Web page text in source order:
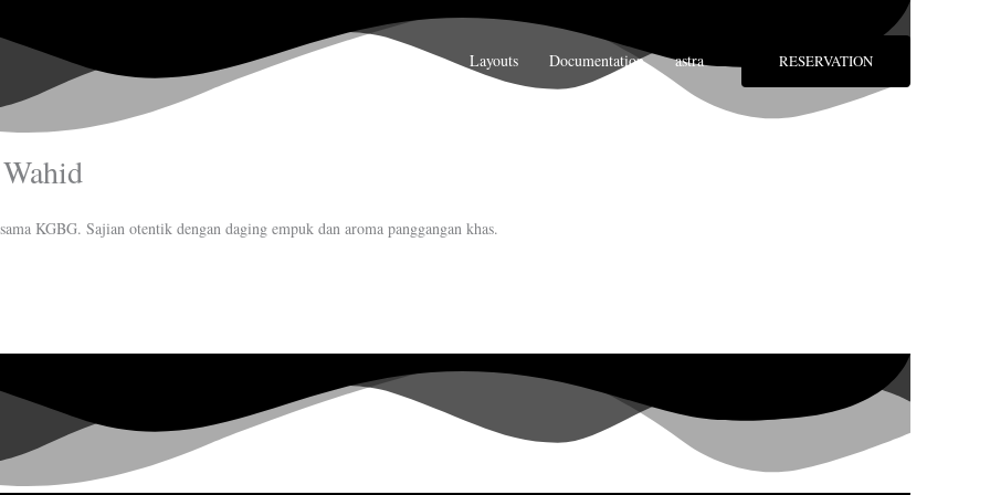
Home Layouts Documentation astra RESERVATION
KGBG. Sajian otentik dengan daging empuk dan aroma panggangan khas.